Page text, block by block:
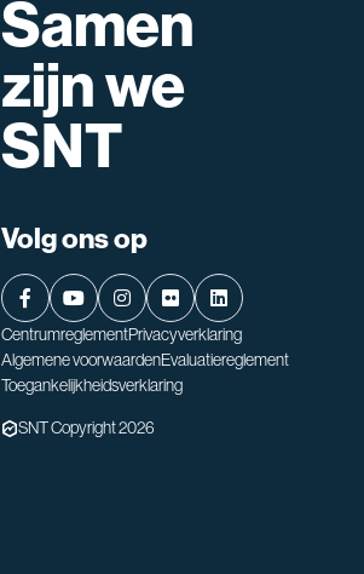
Samen
zijn we
SNT
Volg ons op
CentrumreglementPrivacyverklaring
Algemene voorwaardenEvaluatiereglement
Toegankelijkheidsverklaring
SNT Copyright 2026